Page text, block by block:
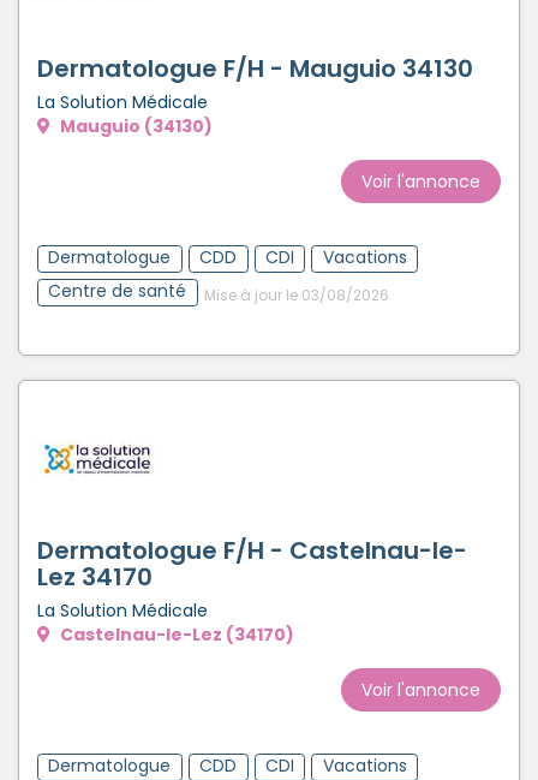
Dermatologue F/H - Mauguio 34130
La Solution Médicale
Mauguio (34130)
Voir l'annonce
Dermatologue CDD CDI
Vacations
Centre de santé
Mise à jour le 03/08/2026
Dermatologue F/H - Castelnau-le-
Lez 34170
La Solution Médicale
Castelnau-le-Lez (34170)
Voir l'annonce
Dermatologue CDD CDI
Vacations